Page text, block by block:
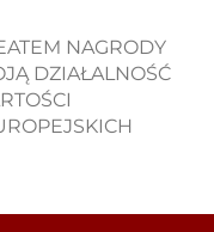
NAGRODY
DZIAŁALNOŚĆ